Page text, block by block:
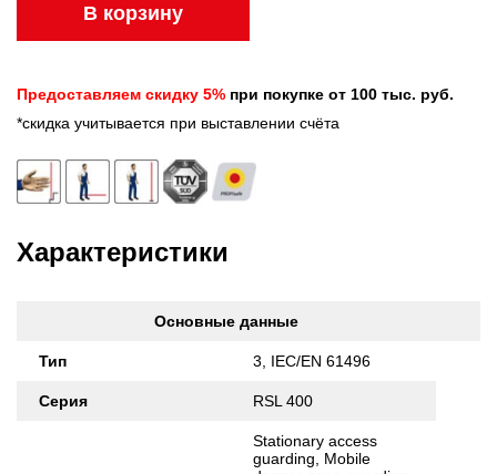
В корзину
Предоставляем скидку 5% при покупке от 100 тыс. руб.
*скидка учитывается при выставлении счёта
Характеристики
Основные данные
Тип 3, IEC/EN 61496
Серия RSL 400
Stationary access
guarding, Mobile